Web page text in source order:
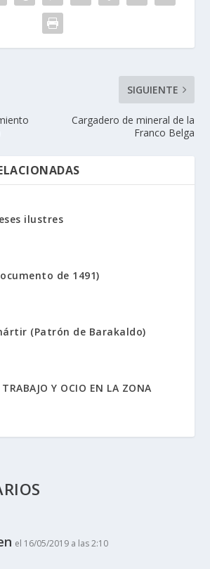
SIGUIENTE
Cargadero de mineral de la
Franco Belga
ilustres
de 1491)
(Patrón de Barakaldo)
Y OCIO EN LA ZONA
el 16/05/2019 a las 2:10